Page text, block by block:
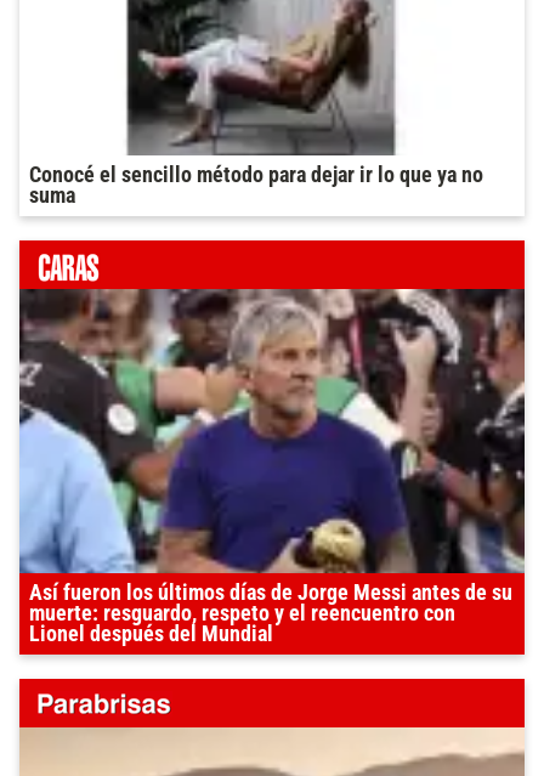
Conocé el sencillo método para dejar ir lo que ya no
suma
Así fueron los últimos días de Jorge Messi antes de su
muerte: resguardo, respeto y el reencuentro con
Lionel después del Mundial